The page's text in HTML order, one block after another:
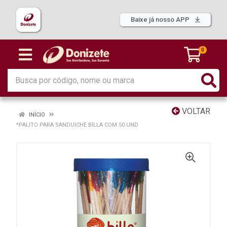
Baixe já nosso APP
0
VOLTAR
INÍCIO
*PALITO PARA SANDUICHE BILLA COM 50 UND